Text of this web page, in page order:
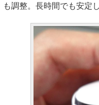
も調整。長時間でも安定